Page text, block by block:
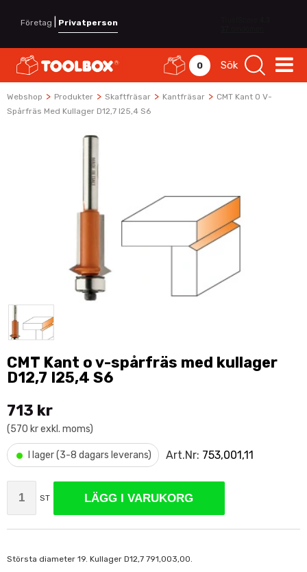
Företag Privatperson
0 Sök
Webshop > Produkter > Skaftfräsar > Kantfräsar > CMT Kant O V-
Spårfräs Med Kullager D12,7 I25,4 S6
CMT Kant o v-spårfräs med kullager
D12,7 I25,4 S6
713 kr
(570 kr exkl. moms)
• I lager (3-8 dagars leverans) Art.Nr: 753,001,11
ST LÄGG I VARUKORG
Största diameter 19. Kullager D12,7 791,003,00.